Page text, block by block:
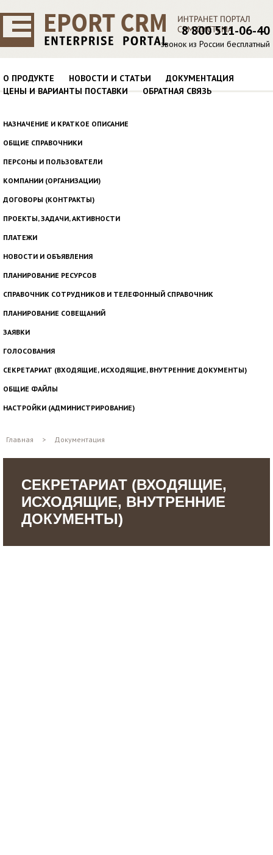
8 800 511-06-40
звонок из России бесплатный
О ПРОДУКТЕ НОВОСТИ И СТАТЬИ
ДОКУМЕНТАЦИЯ
ЦЕНЫ И ВАРИАНТЫ ПОСТАВКИ
ОБРАТНАЯ СВЯЗЬ
НАЗНАЧЕНИЕ И КРАТКОЕ ОПИСАНИЕ
ОБЩИЕ СПРАВОЧНИКИ
ПЕРСОНЫ И ПОЛЬЗОВАТЕЛИ
КОМПАНИИ (ОРГАНИЗАЦИИ)
ДОГОВОРЫ (КОНТРАКТЫ)
ПРОЕКТЫ, ЗАДАЧИ, АКТИВНОСТИ
ПЛАТЕЖИ
НОВОСТИ И ОБЪЯВЛЕНИЯ
ПЛАНИРОВАНИЕ РЕСУРСОВ
СПРАВОЧНИК СОТРУДНИКОВ И ТЕЛЕФОННЫЙ СПРАВОЧНИК
ПЛАНИРОВАНИЕ СОВЕЩАНИЙ
ЗАЯВКИ
ГОЛОСОВАНИЯ
СЕКРЕТАРИАТ (ВХОДЯЩИЕ, ИСХОДЯЩИЕ, ВНУТРЕННИЕ ДОКУМЕНТЫ)
ОБЩИЕ ФАЙЛЫ
НАСТРОЙКИ (АДМИНИСТРИРОВАНИЕ)
Главная > Документация
СЕКРЕТАРИАТ (ВХОДЯЩИЕ,
ИСХОДЯЩИЕ, ВНУТРЕННИЕ
ДОКУМЕНТЫ)